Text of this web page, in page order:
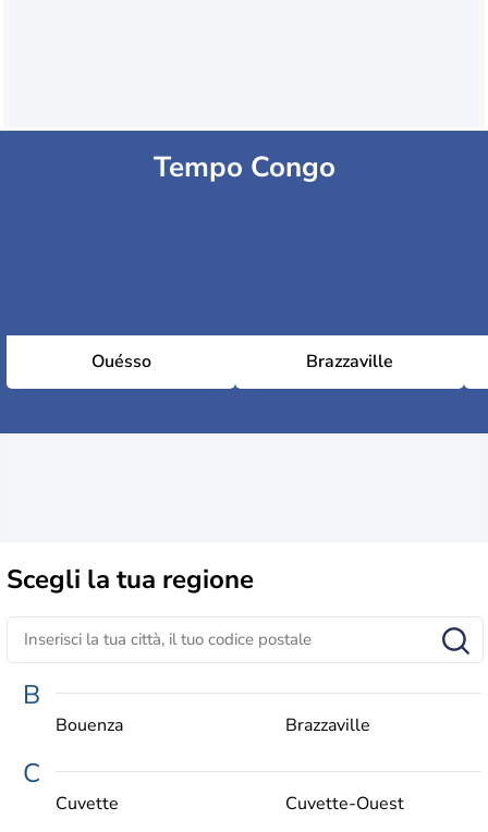
Tempo Congo
Ouésso Brazzaville
Scegli la tua regione
B
Bouenza Brazzaville
C
Cuvette Cuvette-Ouest